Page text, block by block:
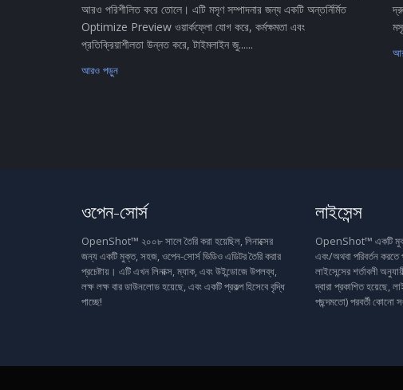
আরও পরিশীলিত করে তোলে। এটি মসৃণ সম্পাদনার জন্য একটি অন্তর্নির্মিত
Optimize Preview ওয়ার্কফ্লো যোগ করে, কর্মক্ষমতা এবং
প্রতিক্রিয়াশীলতা উন্নত করে, টাইমলাইন জু......
আরও পড়ুন
ওপেন-সোর্স
OpenShot™ ২০০৮ সালে তৈরি করা হয়েছিল, লিনাক্সের
জন্য একটি মুক্ত, সহজ, ওপেন-সোর্স ভিডিও এডিটর তৈরি করার
প্রচেষ্টায়। এটি এখন লিনাক্স, ম্যাক, এবং উইন্ডোজে উপলব্ধ,
লক্ষ লক্ষ বার ডাউনলোড হয়েছে, এবং একটি প্রকল্প হিসেবে বৃদ্ধি
পাচ্ছে!
লাইসেন্স
OpenShot™ একটি মুক্ত
এবং/অথবা পরিবর্তন করতে
লাইসেন্সের শর্তাবলী
দ্বারা প্রকাশিত হয়েছে,
পছন্দমতো) পরবর্তী কোনো